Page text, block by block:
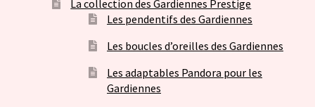
La collection des Gardiennes Prestige
Les pendentifs des Gardiennes
Les boucles d’oreilles des Gardiennes
Les adaptables Pandora pour les
Gardiennes